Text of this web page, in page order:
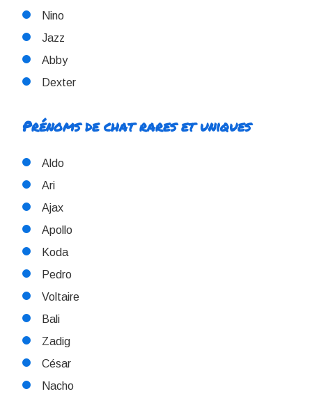
Nino
Jazz
Abby
Dexter
Prénoms de chat rares et uniques
Aldo
Ari
Ajax
Apollo
Koda
Pedro
Voltaire
Bali
Zadig
César
Nacho